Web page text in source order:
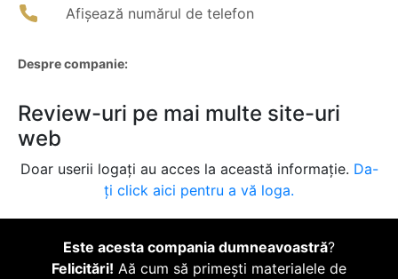
Afișează numărul de telefon
Despre companie:
Review-uri pe mai multe site-uri
web
Doar userii logați au acces la această informație. Da-
ți click aici pentru a vă loga.
Este acesta compania dumneavoastră?
Felicitări! Aă cum să primești materialele de